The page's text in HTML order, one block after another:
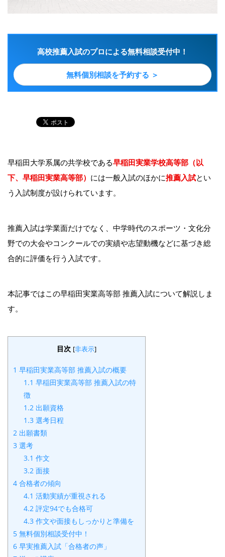
高校推薦入試のプロによる無料相談受付中！
無料個別相談を予約する ＞
早稲田大学系属の共学校である早稲田実業学校高等部（以
下、早稲田実業高等部） には一般入試のほかに推薦入試とい
う入試制度が設けられています。
推薦入試は学業面だけでなく、中学時代のスポーツ・文化分
野での大会やコンクールでの実績や志望動機などに基づき総
合的に評価を行う入試です。
本記事ではこの早稲田実業高等部 推薦入試について解説しま
す。
目次 [非表示]
1 早稲田実業高等部 推薦入試の概要
1.1 早稲田実業高等部 推薦入試の特
徴
1.2 出願資格
1.3 選考日程
2 出願書類
3 選考
3.1 作文
3.2 面接
4 合格者の傾向
4.1 活動実績が重視される
4.2 評定94でも合格可
4.3 作文や面接もしっかりと準備を
5 無料個別相談受付中！
6 早実推薦入試「合格者の声」